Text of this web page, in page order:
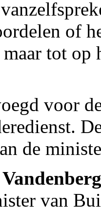
of
tot op
voor
de
van